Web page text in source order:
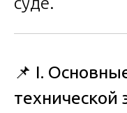
📌 I.
технической